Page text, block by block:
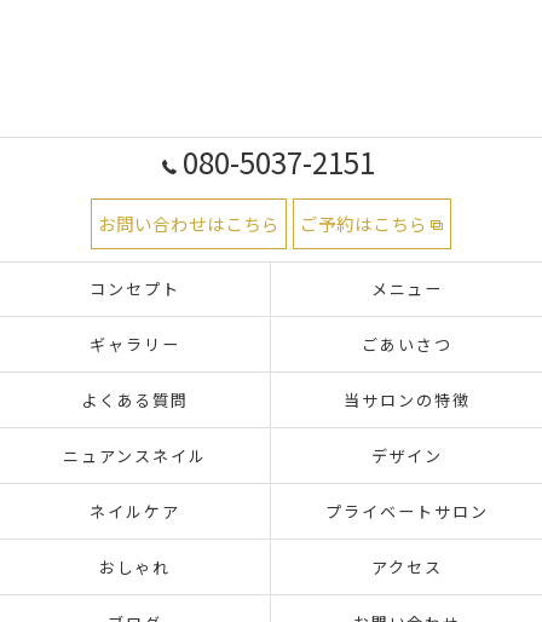
080-5037-2151
お問い合わせはこちら ご予約はこちら
コンセプト メニュー
ギャラリー ごあいさつ
よくある質問 当サロンの特徴
ニュアンスネイル デザイン
ネイルケア プライベートサロン
おしゃれ アクセス